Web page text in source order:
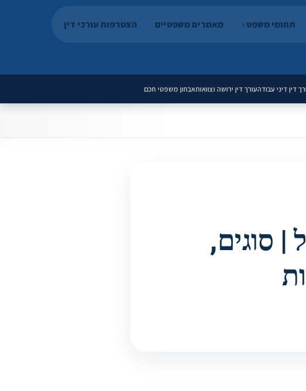
תחומי משפט מאמרים משפטיים הצטרפות עורכי דין
דין דיני עבודהעורך דין ירושה וצוואותאבחון משפטי חכם
| סוגים,